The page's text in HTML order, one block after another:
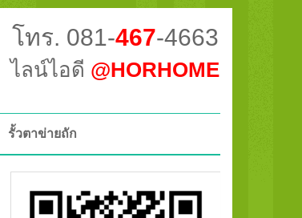
โทร. 081-467-4663
ไลน์ไอดี @HORHOME
รั้วตาข่ายถัก